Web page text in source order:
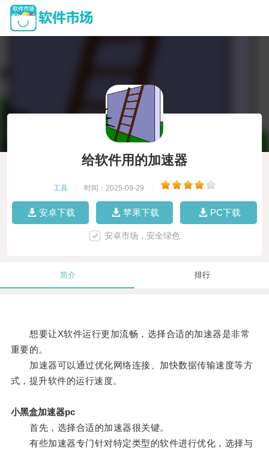
给软件用的加速器
工具 时间：2025-09-29
安卓下载 苹果下载 PC下载
安卓市场，安全绿色
简介 排行
想要让X软件运行更加流畅，选择合适的加速器是非常
重要的。
加速器可以通过优化网络连接、加快数据传输速度等方
式，提升软件的运行速度。
小黑盒加速器pc
首先，选择合适的加速器很关键。
有些加速器专门针对特定类型的软件进行优化，选择与